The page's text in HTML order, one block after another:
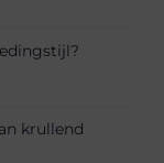
krullend